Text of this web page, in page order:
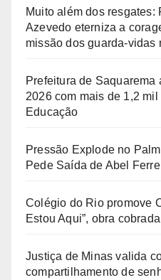
Muito além dos resgates:
Azevedo eterniza a
missão dos guarda-vidas
Prefeitura de
2026 com mais de 1,2
Educação
Pressão Explode no
Pede Saída de Abel
Colégio do Rio promove
Estou Aqui”, obra
Justiça de Minas valida
compartilhamento de